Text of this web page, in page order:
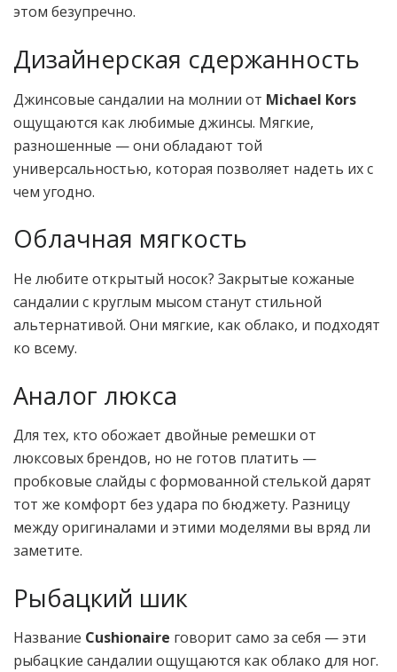
этом безупречно.
Дизайнерская сдержанность
Джинсовые сандалии на молнии от Michael Kors
ощущаются как любимые джинсы. Мягкие,
разношенные — они обладают той
универсальностью, которая позволяет надеть их с
чем угодно.
Облачная мягкость
Не любите открытый носок? Закрытые кожаные
сандалии с круглым мысом станут стильной
альтернативой. Они мягкие, как облако, и подходят
ко всему.
Аналог люкса
Для тех, кто обожает двойные ремешки от
люксовых брендов, но не готов платить —
пробковые слайды с формованной стелькой дарят
тот же комфорт без удара по бюджету. Разницу
между оригиналами и этими моделями вы вряд ли
заметите.
Рыбацкий шик
Название Cushionaire говорит само за себя — эти
рыбацкие сандалии ощущаются как облако для ног.